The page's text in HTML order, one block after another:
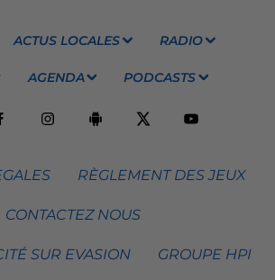
ACTUS LOCALES RADIO
AGENDA PODCASTS
RÈGLEMENT DES JEUX
CONTACTEZ NOUS
SUR EVASION GROUPE HPI